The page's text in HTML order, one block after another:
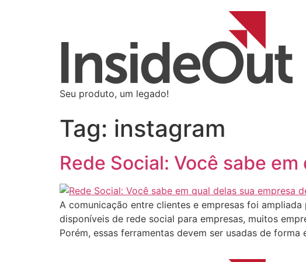
Seu produto, um legado!
Tag: instagram
Rede Social: Você sabe
A comunicação entre clientes e empresas foi
disponíveis de rede social para empresas, muitos
Porém, essas ferramentas devem ser usadas de